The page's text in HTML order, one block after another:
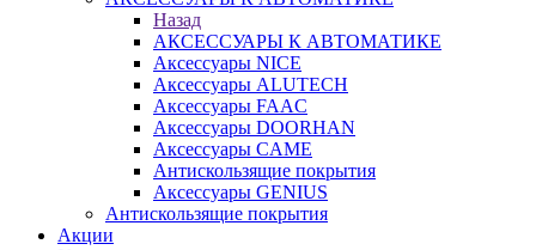
Назад
АКСЕССУАРЫ К АВТОМАТИКЕ
Аксессуары NICE
Аксессуары ALUTECH
Аксессуары FAAC
Аксессуары DOORHAN
Аксессуары CAME
Антискользящие покрытия
Аксессуары GENIUS
Антискользящие покрытия
Акции